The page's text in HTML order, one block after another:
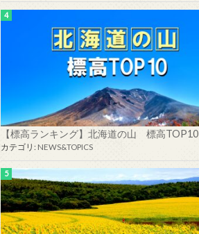
【標高ランキング】北海道の山 標高TOP10
カテゴリ: NEWS&TOPICS